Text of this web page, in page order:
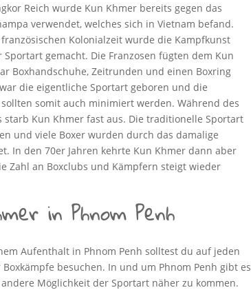
Reich wurde Kun Khmer bereits gegen das
verwendet, welches sich in Vietnam befand.
Kolonialzeit wurde die Kampfkunst
gemacht. Die Franzosen fügten dem Kun
Boxhandschuhe, Zeitrunden und einen Boxring
die eigentliche Sportart geboren und die
somit auch minimiert werden. Während des
starb Kun Khmer fast aus. Die traditionelle Sportart
und viele Boxer wurden durch das damalige
In den 70er Jahren kehrte Kun Khmer dann aber
Zahl an Boxclubs und Kämpfern steigt wieder
in Phnom Penh
Aufenthalt in Phnom Penh solltest du auf jeden
besuchen. In und um Phnom Penh gibt es
Möglichkeit der Sportart näher zu kommen.